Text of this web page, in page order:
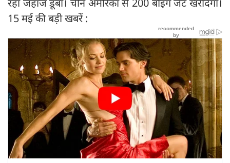
रहा जहाज डूबा। चीन अमेरिका से 200 बोइंग जेट खरीदेगा।
15 मई की बड़ी खबरें :